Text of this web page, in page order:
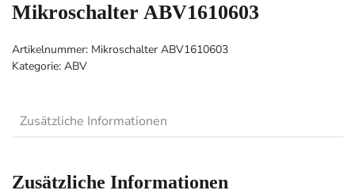
Mikroschalter ABV1610603
Artikelnummer: Mikroschalter ABV1610603
Kategorie: ABV
Zusätzliche Informationen
Zusätzliche Informationen